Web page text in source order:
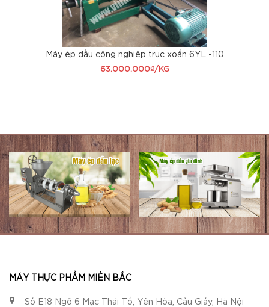
Máy ép dầu công nghiệp trục xoắn 6YL -110
63.000.000₫/KG
MÁY THỰC PHẨM MIỀN BẮC
Số E18 Ngõ 6 Mạc Thái Tổ, Yên Hòa, Cầu Giấy, Hà Nội